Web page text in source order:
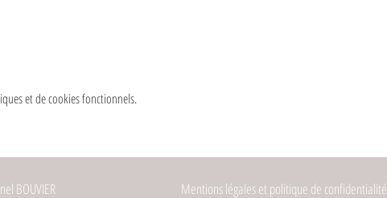
et de cookies fonctionnels.
BOUVIER Mentions légales et politique de confidentialité